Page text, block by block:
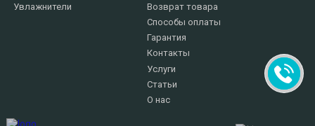
Увлажнители
Возврат товара
Способы оплаты
Гарантия
Контакты
Услуги
Статьи
О нас